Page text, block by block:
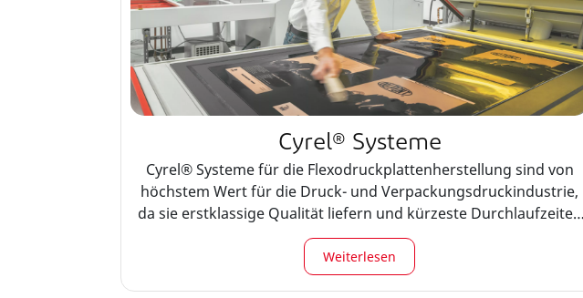
Cyrel® Systeme
Cyrel® Systeme für die Flexodruckplattenherstellung sind von
höchstem Wert für die Druck- und Verpackungsdruckindustrie,
da sie erstklassige Qualität liefern und kürzeste Durchlaufzeiten
vom Design bis zur endgültigen Verpackung ermöglichen.
Weiterlesen